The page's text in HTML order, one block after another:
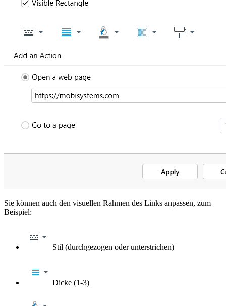
Sie können auch den visuellen Rahmen des Links anpassen, zum
Beispiel:
Stil (durchgezogen oder unterstrichen)
Dicke (1-3)